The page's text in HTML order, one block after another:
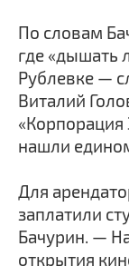
По словам
где «дышать
Рублевке —
Виталий
«Корпорация
нашли
Для
заплатили
Бачурин. —
открытия